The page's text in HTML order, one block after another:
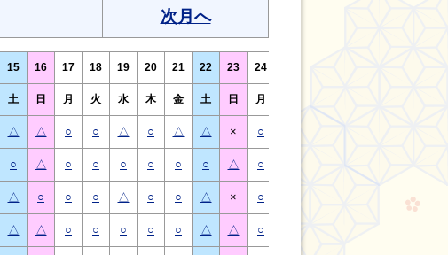
次月へ
15 16 17 18 19 20 21 22 23 24
土 日 月 火 水 木 金 土 日 月
△ △ ○ ○ △ ○ △ △ × ○
○ △ ○ ○ ○ ○ ○ ○ △ ○ ○
△ ○ ○ ○ △ ○ ○ △ × ○
△ △ ○ ○ ○ ○ ○ △ △ ○